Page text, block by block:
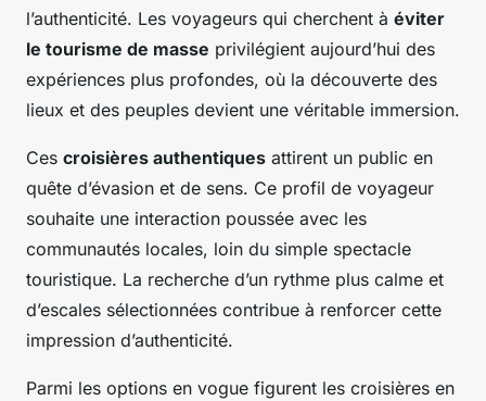
l’authenticité. Les voyageurs qui cherchent à éviter
le tourisme de masse privilégient aujourd’hui des
expériences plus profondes, où la découverte des
lieux et des peuples devient une véritable immersion.
Ces croisières authentiques attirent un public en
quête d’évasion et de sens. Ce profil de voyageur
souhaite une interaction poussée avec les
communautés locales, loin du simple spectacle
touristique. La recherche d’un rythme plus calme et
d’escales sélectionnées contribue à renforcer cette
impression d’authenticité.
Parmi les options en vogue figurent les croisières en